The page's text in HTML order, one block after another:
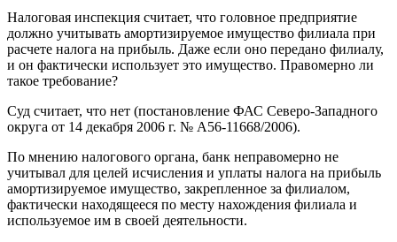
Налоговая инспекция считает, что головное предприятие
должно учитывать амортизируемое имущество филиала при
расчете налога на прибыль. Даже если оно передано филиалу,
и он фактически использует это имущество. Правомерно ли
такое требование?
Суд считает, что нет (постановление ФАС Северо-Западного
округа от 14 декабря 2006 г. № А56-11668/2006).
По мнению налогового органа, банк неправомерно не
учитывал для целей исчисления и уплаты налога на прибыль
амортизируемое имущество, закрепленное за филиалом,
фактически находящееся по месту нахождения филиала и
используемое им в своей деятельности.